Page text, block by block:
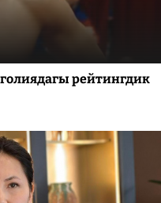
рейтингдик